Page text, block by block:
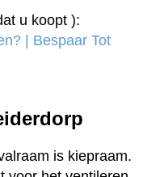
u koopt ):
| Bespaar Tot
is kiepraam.